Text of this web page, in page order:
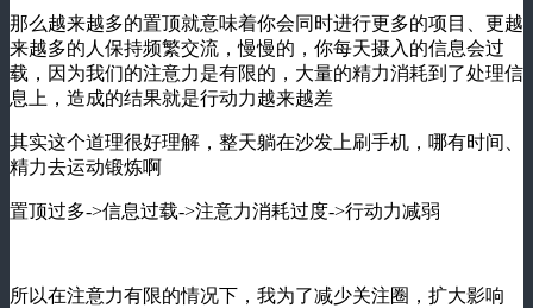
那么越来越多的置顶就意味着你会同时进行更多的项目、更越
来越多的人保持频繁交流，慢慢的，你每天摄入的信息会过
载，因为我们的注意力是有限的，大量的精力消耗到了处理信
息上，造成的结果就是行动力越来越差
其实这个道理很好理解，整天躺在沙发上刷手机，哪有时间、
精力去运动锻炼啊
置顶过多->信息过载->注意力消耗过度->行动力减弱
所以在注意力有限的情况下，我为了减少关注圈，扩大影响